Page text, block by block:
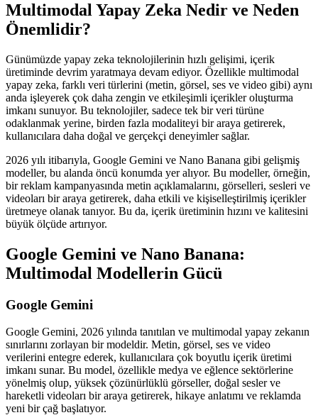
Multimodal Yapay Zeka Nedir ve Neden
Önemlidir?
Günümüzde yapay zeka teknolojilerinin hızlı gelişimi, içerik
üretiminde devrim yaratmaya devam ediyor. Özellikle multimodal
yapay zeka, farklı veri türlerini (metin, görsel, ses ve video gibi) aynı
anda işleyerek çok daha zengin ve etkileşimli içerikler oluşturma
imkanı sunuyor. Bu teknolojiler, sadece tek bir veri türüne
odaklanmak yerine, birden fazla modaliteyi bir araya getirerek,
kullanıcılara daha doğal ve gerçekçi deneyimler sağlar.
2026 yılı itibarıyla, Google Gemini ve Nano Banana gibi gelişmiş
modeller, bu alanda öncü konumda yer alıyor. Bu modeller, örneğin,
bir reklam kampanyasında metin açıklamalarını, görselleri, sesleri ve
videoları bir araya getirerek, daha etkili ve kişiselleştirilmiş içerikler
üretmeye olanak tanıyor. Bu da, içerik üretiminin hızını ve kalitesini
büyük ölçüde artırıyor.
Google Gemini ve Nano Banana:
Multimodal Modellerin Gücü
Google Gemini
Google Gemini, 2026 yılında tanıtılan ve multimodal yapay zekanın
sınırlarını zorlayan bir modeldir. Metin, görsel, ses ve video
verilerini entegre ederek, kullanıcılara çok boyutlu içerik üretimi
imkanı sunar. Bu model, özellikle medya ve eğlence sektörlerine
yönelmiş olup, yüksek çözünürlüklü görseller, doğal sesler ve
hareketli videoları bir araya getirerek, hikaye anlatımı ve reklamda
yeni bir çağ başlatıyor.